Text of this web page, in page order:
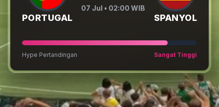
PORTUGAL
07 Jul • 02:00 WIB
SPANYOL
Hype Pertandingan Sangat Tinggi